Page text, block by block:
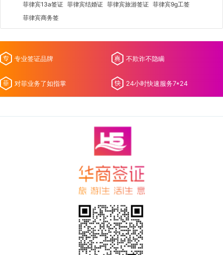
菲律宾13a签证 菲律宾结婚证 菲律宾旅游签证 菲律宾9g工签
菲律宾商务签
专业签证品牌 不欺诈不隐瞒
对菲业务了如指掌 24小时快速服务7*24